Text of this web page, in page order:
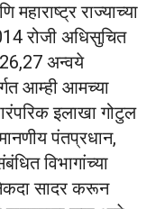
राज्याच्या
रोजी अधिसुचित
अन्वये
आम्ही आमच्या
इलाखा गोटुल
पंतप्रधान,
विभागांच्या
सादर करून